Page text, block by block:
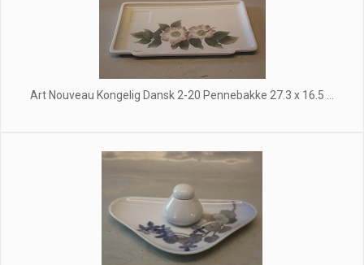
Art Nouveau Kongelig Dansk 2-20 Pennebakke 27.3 x 16.5 ...